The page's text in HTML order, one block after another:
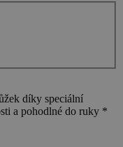
díky speciální
a pohodlné do ruky *